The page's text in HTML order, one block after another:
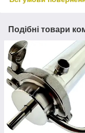
Подібні товари